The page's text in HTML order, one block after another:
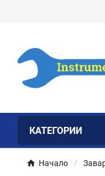
КАТЕГОРИИ
Начало